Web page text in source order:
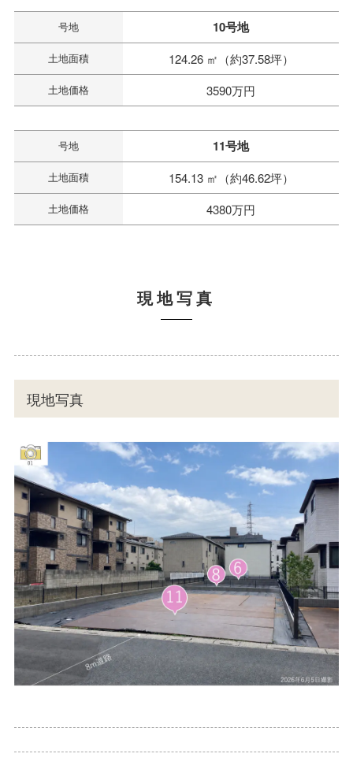
号地 10号地
土地面積 124.26 ㎡（約37.58坪）
土地価格 3590万円
号地 11号地
土地面積 154.13 ㎡（約46.62坪）
土地価格 4380万円
現地写真
現地写真